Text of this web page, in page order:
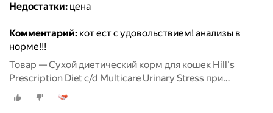
Недостатки: цена
Комментарий: кот ест с удовольствием! анализы в
норме!!!
Товар — Сухой диетический корм для кошек Hill's
Prescription Diet c/d Multicare Urinary Stress при
профилактике цистита и мочекаменной болезни (мкб),
в том числе вызванные стрессом, с курицей 400 г